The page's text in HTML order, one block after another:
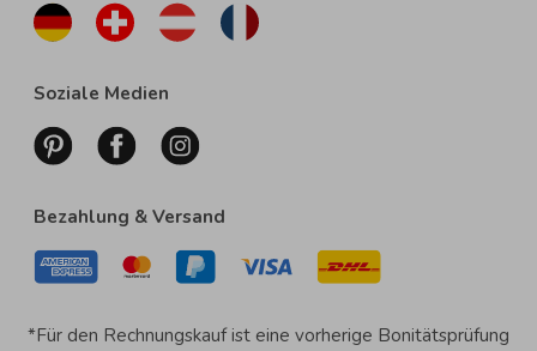
Soziale Medien
Bezahlung & Versand
*Für den Rechnungskauf ist eine vorherige Bonitätsprüfung